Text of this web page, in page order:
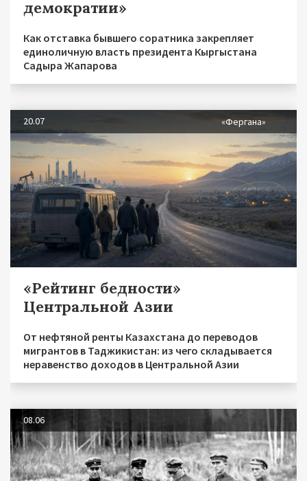
демократии»
Как отставка бывшего соратника закрепляет
единоличную власть президента Кыргыстана
Садыра Жапарова
20.07 «Фергана»
«Рейтинг бедности»
Центральной Азии
От нефтяной ренты Казахстана до переводов
мигрантов в Таджикистан: из чего складывается
неравенство доходов в Центральной Азии
08.06